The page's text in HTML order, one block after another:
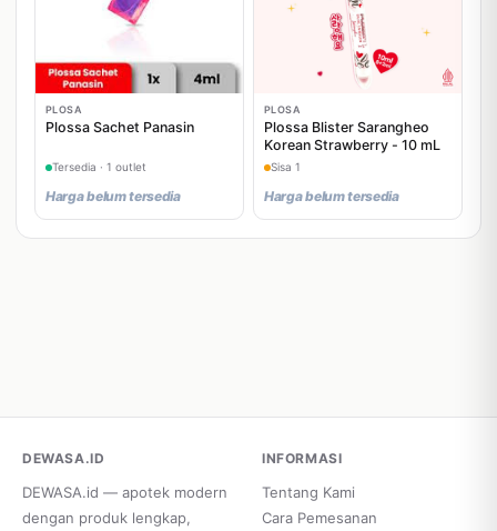
PLOSA
Plossa Sachet Panasin
Tersedia · 1 outlet
Harga belum tersedia
PLOSA
Plossa Blister Sarangheo
Korean Strawberry - 10 mL
Sisa 1
Harga belum tersedia
DEWASA.ID
DEWASA.id — apotek modern
dengan produk lengkap,
INFORMASI
Tentang Kami
Cara Pemesanan